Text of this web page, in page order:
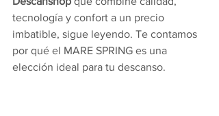
tecnología y confort a un precio
imbatible, sigue leyendo. Te contamos
por qué el MARE SPRING es una
elección ideal para tu descanso.